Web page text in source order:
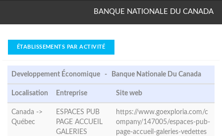
BANQUE NATIONALE DU CANADA
ÉTABLISSEMENTS PAR ACTIVITÉ
Developpement Économique - Banque Nationale Du Canada
Localisation Entreprise Site web
Canada ->
Québec
ESPACES PUB
PAGE ACCUEIL
GALERIES
https://www.goexploria.com/c
ompany/147005/espaces-pub-
page-accueil-galeries-vedettes